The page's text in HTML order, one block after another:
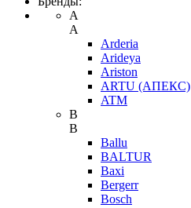
A
A
Arderia
Arideya
Ariston
ARTU (АПЕКС)
ATM
B
B
Ballu
BALTUR
Baxi
Bergerr
Bosch